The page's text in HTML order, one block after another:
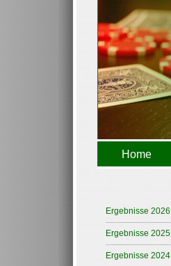
Home
Ergebnisse 2026
Ergebnisse 2025
Ergebnisse 2024